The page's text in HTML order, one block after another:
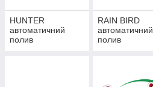
HUNTER
автоматичний
полив
RAIN BIRD
автоматичний
полив